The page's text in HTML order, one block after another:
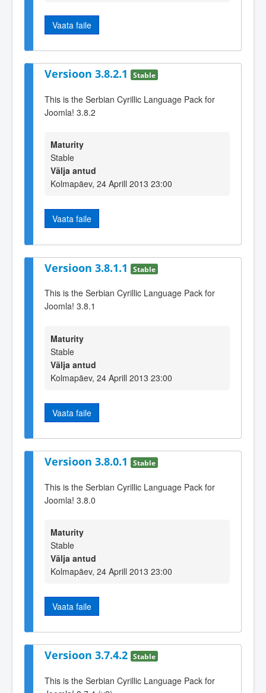
Vaata faile
Versioon 3.8.2.1 Stable
This is the Serbian Cyrillic Language Pack for
Joomla! 3.8.2
Maturity
Stable
Välja antud
Kolmapäev, 24 Aprill 2013 23:00
Vaata faile
Versioon 3.8.1.1 Stable
This is the Serbian Cyrillic Language Pack for
Joomla! 3.8.1
Maturity
Stable
Välja antud
Kolmapäev, 24 Aprill 2013 23:00
Vaata faile
Versioon 3.8.0.1 Stable
This is the Serbian Cyrillic Language Pack for
Joomla! 3.8.0
Maturity
Stable
Välja antud
Kolmapäev, 24 Aprill 2013 23:00
Vaata faile
Versioon 3.7.4.2 Stable
This is the Serbian Cyrillic Language Pack for